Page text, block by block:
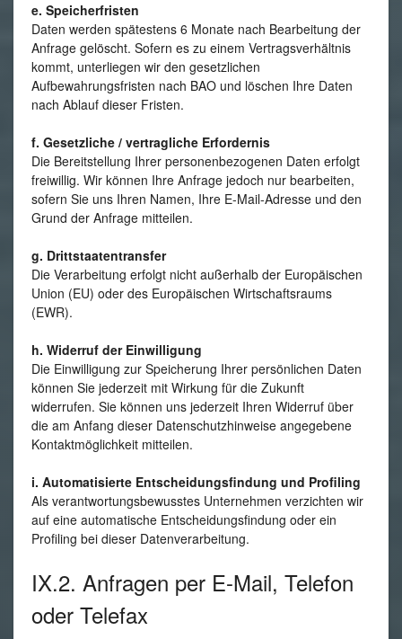
e. Speicherfristen
Daten werden spätestens 6 Monate nach Bearbeitung der
Anfrage gelöscht. Sofern es zu einem Vertragsverhältnis
kommt, unterliegen wir den gesetzlichen
Aufbewahrungsfristen nach BAO und löschen Ihre Daten
nach Ablauf dieser Fristen.
f. Gesetzliche / vertragliche Erfordernis
Die Bereitstellung Ihrer personenbezogenen Daten erfolgt
freiwillig. Wir können Ihre Anfrage jedoch nur bearbeiten,
sofern Sie uns Ihren Namen, Ihre E-Mail-Adresse und den
Grund der Anfrage mitteilen.
g. Drittstaatentransfer
Die Verarbeitung erfolgt nicht außerhalb der Europäischen
Union (EU) oder des Europäischen Wirtschaftsraums
(EWR).
h. Widerruf der Einwilligung
Die Einwilligung zur Speicherung Ihrer persönlichen Daten
können Sie jederzeit mit Wirkung für die Zukunft
widerrufen. Sie können uns jederzeit Ihren Widerruf über
die am Anfang dieser Datenschutzhinweise angegebene
Kontaktmöglichkeit mitteilen.
i. Automatisierte Entscheidungsfindung und Profiling
Als verantwortungsbewusstes Unternehmen verzichten wir
auf eine automatische Entscheidungsfindung oder ein
Profiling bei dieser Datenverarbeitung.
IX.2. Anfragen per E-Mail, Telefon
oder Telefax